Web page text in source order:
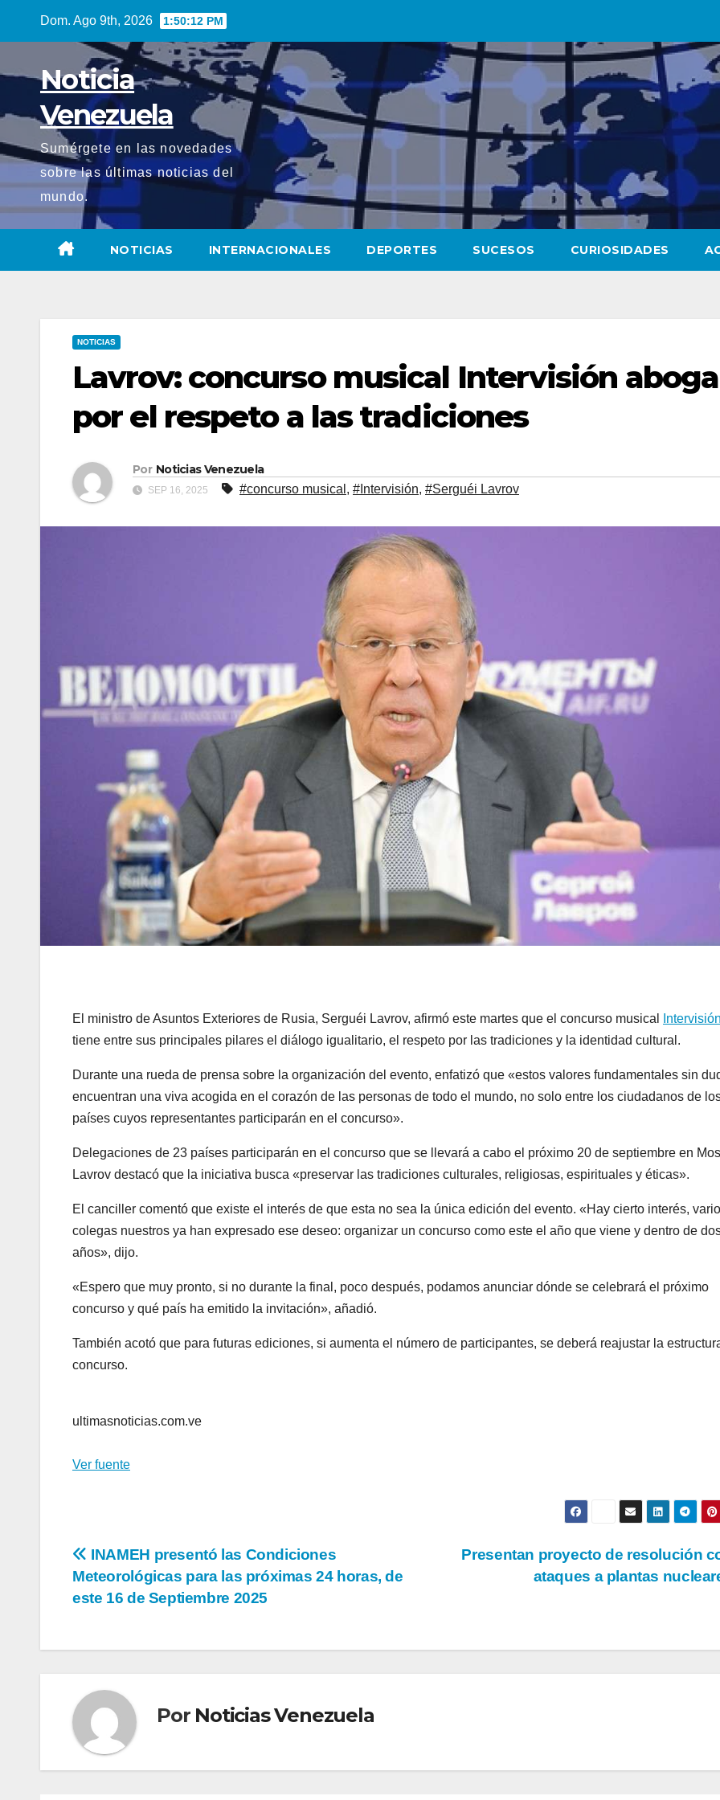
Dom. Ago 9th, 2026 1:50:13 PM
Noticia
Venezuela
Sumérgete en las novedades
sobre las últimas noticias del
mundo.
NOTICIAS INTERNACIONALES DEPORTES SUCESOS CURIOSIDADES
NOTICIAS
Lavrov: concurso musical Intervisión aboga
por el respeto a las tradiciones
Por Noticias Venezuela
SEP 16, 2025 #concurso musical , #Intervisión, #Serguéi Lavrov
El ministro de Asuntos Exteriores de Rusia, Serguéi Lavrov, afirmó este martes que el concurso musical
Intervisión
tiene entre sus principales pilares el diálogo igualitario, el respeto por las tradiciones y la identidad cultural.
Durante una rueda de prensa sobre la organización del evento, enfatizó que «estos valores fundamentales sin
encuentran una viva acogida en el corazón de las personas de todo el mundo, no solo entre los ciudadanos de
países cuyos representantes participarán en el concurso».
Delegaciones de 23 países participarán en el concurso que se llevará a cabo el próximo 20 de septiembre en
Lavrov destacó que la iniciativa busca «preservar las tradiciones culturales, religiosas, espirituales y éticas».
El canciller comentó que existe el interés de que esta no sea la única edición del evento. «Hay cierto interés,
colegas nuestros ya han expresado ese deseo: organizar un concurso como este el año que viene y dentro de
años», dijo.
«Espero que muy pronto, si no durante la final, poco después, podamos anunciar dónde se celebrará el próximo
concurso y qué país ha emitido la invitación», añadió.
También acotó que para futuras ediciones, si aumenta el número de participantes, se deberá reajustar la
concurso.
ultimasnoticias.com.ve
Ver fuente
Navegación
de
Presentan proyecto de resolución
ataques a plantas
INAMEH presentó las Condiciones
Meteorológicas para las próximas 24 horas, de
este 16 de Septiembre 2025
Por Noticias Venezuela